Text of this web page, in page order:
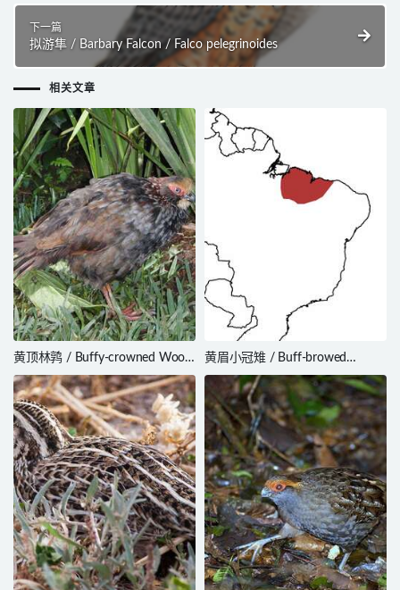
下一篇
拟游隼 / Barbary Falcon / Falco pelegrinoides
相关文章
黄顶林鹑 / Buffy-crowned Wood
Partridge / Dendrortyx
leucophrys
黄眉小冠雉 / Buff-browed
Chachalaca / Ortalis superciliaris